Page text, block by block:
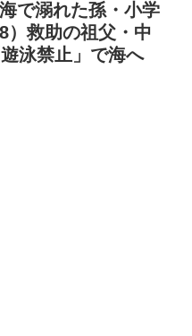
で溺れた孫・小学
）救助の祖父・中
泳禁止」で海へ